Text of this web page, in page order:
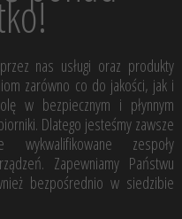
nas usługi oraz produkty
zarówno co do jakości, jak i
w bezpiecznym i płynnym
Dlatego jesteśmy zawsze
zespoły
Zapewniamy Państwu
bezpośrednio w siedzibie